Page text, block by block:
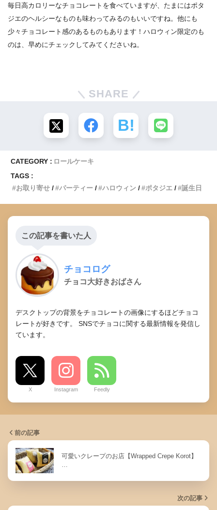
毎日高カロリーなチョコレートを食べていますが、たまにはポタ
ジエのヘルシーなものも味わってみるのもいいですね。他にも
少々チョコレート感のあるものもあります！ハロウィン限定のも
のは、早めにチェックしてみてくださいね。
SHARE
CATEGORY : ロールケーキ
TAGS :
お取り寄せ
パーティー ハロウィン ポタジエ 誕生日
この記事を書いた人
チョコログ
チョコ大好きおばさん
デスクトップの背景をチョコレートの画像にするほどチョコ
レートが好きです。 SNSでチョコに関する最新情報を発信し
ています。
X Instagram Feedly
前の記事
可愛いクレープのお店【Wrapped Crepe Korot】
次の記事